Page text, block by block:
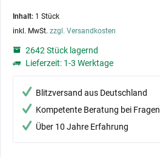
Inhalt: 1 Stück
inkl. MwSt. zzgl. Versandkosten
2642 Stück lagernd
Lieferzeit: 1-3 Werktage
Blitzversand aus Deutschland
Kompetente Beratung bei Fragen
Über 10 Jahre Erfahrung